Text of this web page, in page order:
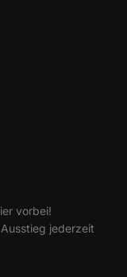
vorbei!
jederzeit